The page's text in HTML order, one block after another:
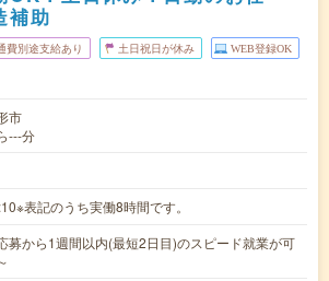
補助
費別途支給あり 土日祝日が休み WEB登録OK
市
---分
表記のうち実働8時間です。
募から1週間以内(最短2日目)のスピード就業が可